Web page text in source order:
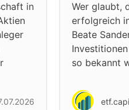
in
Wer glaubt,
erfolgreich
Beate
so bekannt